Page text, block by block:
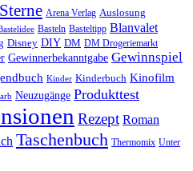
Arena Verlag Auslosung
Basteln Basteltipp Blanvalet
Disney DIY DM DM Drogeriemarkt
Gewinnerbekanntgabe Gewinnspiel
Kinder Kinderbuch Kinofilm
Neuzugänge Produkttest
Rezept Roman
Taschenbuch Thermomix Unter